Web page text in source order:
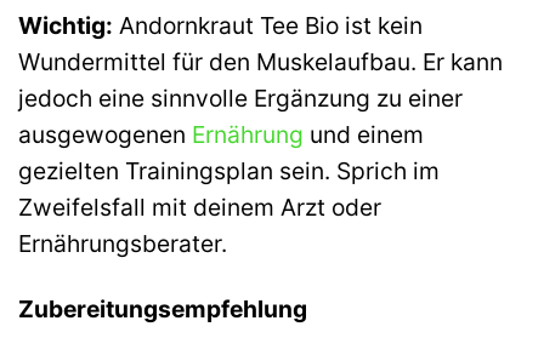
Wichtig: Andornkraut Tee Bio ist kein
Wundermittel für den Muskelaufbau. Er kann
jedoch eine sinnvolle Ergänzung zu einer
ausgewogenen Ernährung und einem
gezielten Trainingsplan sein. Sprich im
Zweifelsfall mit deinem Arzt oder
Ernährungsberater.
Zubereitungsempfehlung